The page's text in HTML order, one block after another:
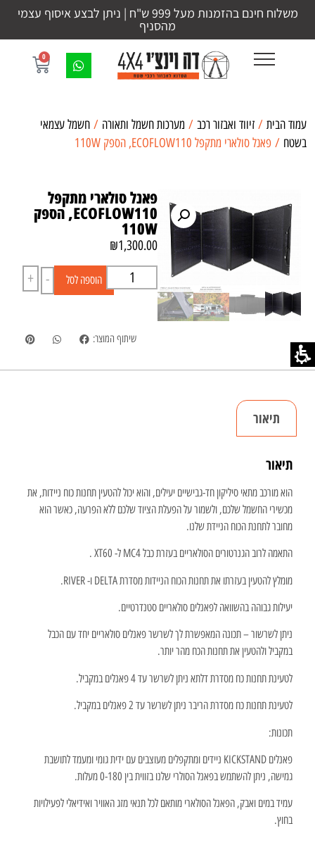
משלוח חינם בהזמנות מעל 999 ש"ח | ניתן לבצע איסוף עצמי
מהסניף
0
עמוד הבית / זיווד ואבזור רכב / מערכות חשמל ותאורה / חשמל עצמאי
בשטח / פאנל סולארי מתקפל ECOFLOW110, הספק 110W
פאנל סולארי מתקפל
ECOFLOW110, הספק
110W
₪1,300.00
-
+ הוספה לסל
שיתוף המוצר:
תיאור
תיאור
הוא מורכב מתאי סיליקון חד-גבישיים יעילים, והוא יכול להטעין תחנות כוח ניידות, את
מכשירי החשמל שלכם, ולשמור על הפעלת הציוד שלכם ללא הפרעה, כאשר הוא
מחובר לתחנת הכוח הניידת שלנו.
התאמה לרוב הגנרטורים הסולאריים בעזרת כבל MC4 ל- XT60 .
מומלץ להטעין בעזרתו את תחנות הכוח הניידות מסדרת DELTA ו- RIVER.
יעילות גבוהה בהשוואה לפאנלים סולאריים סטנדרטיים.
ניתן לשרשור – תכונה המאפשרת לך לשרשר פאנלים סולאריים יחד עם הכבל
במקביל ולהטעין את תחנות הכח מהר יותר.
לטעינת תחנות כח מסדרת דלתא ניתן לשרשר עד 4 פאנלים במקביל.
לטעינת תחנות כח מסדרת הריבר ניתן לשרשר עד 2 פאנלים במקביל.
תכונות:
פאנלים KICKSTAND ניידים ומתקפלים מעוצבים עם ידית גומי ומעמד לתושבת
גמישה, ניתן להשתמש בפאנל הסולרי שלנו בזווית בין 0-180 מעלות.
עמיד במים ואבק, הפאנל הסולארי מותאם לכל תנאי מזג האוויר ואידיאלי לפעילויות
בחוץ.